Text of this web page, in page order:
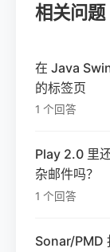
相关问题
在 Java
的标签页
1 个回答
Play 2.0 里
杂邮件吗？
1 个回答
Sonar/PMD